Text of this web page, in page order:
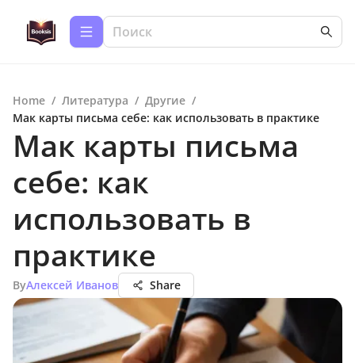
Home / Литература / Другие /
Мак карты письма себе: как использовать в практике
Мак карты письма
себе: как
использовать в
практике
ByАлексей Иванов Share